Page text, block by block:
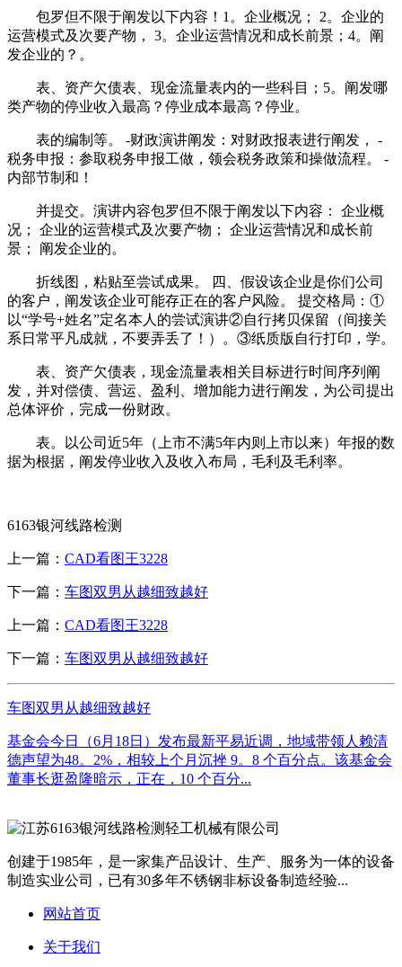
包罗但不限于阐发以下内容！1。企业概况； 2。企业的
运营模式及次要产物， 3。企业运营情况和成长前景；4。阐
发企业的？。
表、资产欠债表、现金流量表内的一些科目；5。阐发哪
类产物的停业收入最高？停业成本最高？停业。
表的编制等。 -财政演讲阐发：对财政报表进行阐发， -
税务申报：参取税务申报工做，领会税务政策和操做流程。 -
内部节制和！
并提交。演讲内容包罗但不限于阐发以下内容： 企业概
况； 企业的运营模式及次要产物； 企业运营情况和成长前
景； 阐发企业的。
折线图，粘贴至尝试成果。 四、假设该企业是你们公司
的客户，阐发该企业可能存正在的客户风险。 提交格局：①
以“学号+姓名”定名本人的尝试演讲②自行拷贝保留（间接关
系日常平凡成就，不要弄丢了！）。③纸质版自行打印，学。
表、资产欠债表，现金流量表相关目标进行时间序列阐
发，并对偿债、营运、盈利、增加能力进行阐发，为公司提出
总体评价，完成一份财政。
表。以公司近5年（上市不满5年内则上市以来）年报的数
据为根据，阐发停业收入及收入布局，毛利及毛利率。
6163银河线路检测
上一篇： CAD看图王3228
下一篇： 车图双男从越细致越好
上一篇： CAD看图王3228
下一篇： 车图双男从越细致越好
车图双男从越细致越好
基金会今日（6月18日）发布最新平易近调，地域带领人赖清
德声望为48。2%，相较上个月沉挫 9。8 个百分点。该基金会
董事长逛盈隆暗示，正在，10 个百分...
创建于1985年，是一家集产品设计、生产、服务为一体的设备
制造实业公司，已有30多年不锈钢非标设备制造经验...
网站首页
关于我们